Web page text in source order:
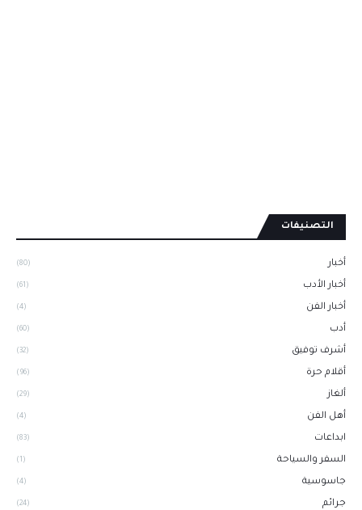
التصنيفات
أخبار (80)
أخبار الأدب (61)
أخبار الفن (4)
أدب (60)
أشرف توفيق (32)
أقلام حرة (96)
ألغاز (29)
أهل الفن (4)
ابداعات (83)
السفر والسياحة (1)
جاسوسية (4)
جرائم (24)